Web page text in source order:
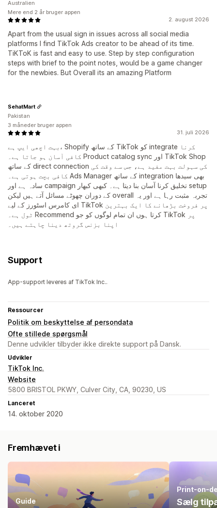
2. august 2026
Apart from the usual sign in issues across all social media
platforms I find TikTok Ads creator to be ahead of its time.
TiKToK is fast and easy to use. Step by step configuration
steps with brief to the point notes, would be a game changer
for the newbies. But Overall its an amazing Platform
Australien
Mere end 2 år bruger appen
31. juli 2026
بہت اچھی ایپ ہے، Shopify کے ساتھ TikTok کو integrate کرنا
کافی آسان ہو جاتا ہے۔ Product catalog sync اور TikTok Shop
کے ساتھ direct connection کی سہولت بہت مفید ہے، جس سے وقت کی
کافی بچت ہوتی ہے۔ Ads Manager کے ساتھ integration بھی سیدھا
سادہ ہے اور campaign تخلیق کرنا آسان بنا دیتا ہے۔ کبھی کبھار setup
کے دوران چھوٹے مسائل آتے ہیں لیکن overall تجربہ مثبت رہا ہے اور یہ
ای کامرس اسٹورز کے لیے TikTok پر فروخت بڑھانے کا ایک بہترین
ٹول ہے۔ Recommend کرتا ہوں ان تمام لوگوں کو جو TikTok پر
اپنا بزنس گروتھ دینا چاہتے ہیں۔
SehatMart
Pakistan
3 måneder bruger appen
Support
App-support leveres af TikTok Inc..
Ressourcer
Politik om beskyttelse af persondata
Ofte stillede spørgsmål
Denne udvikler tilbyder ikke direkte support på Dansk.
Udvikler
TikTok Inc.
Website
5800 BRISTOL PKWY, Culver City, CA, 90230, US
Lanceret
14. oktober 2020
Fremhævet i
Guide
Print-on-
Sælg